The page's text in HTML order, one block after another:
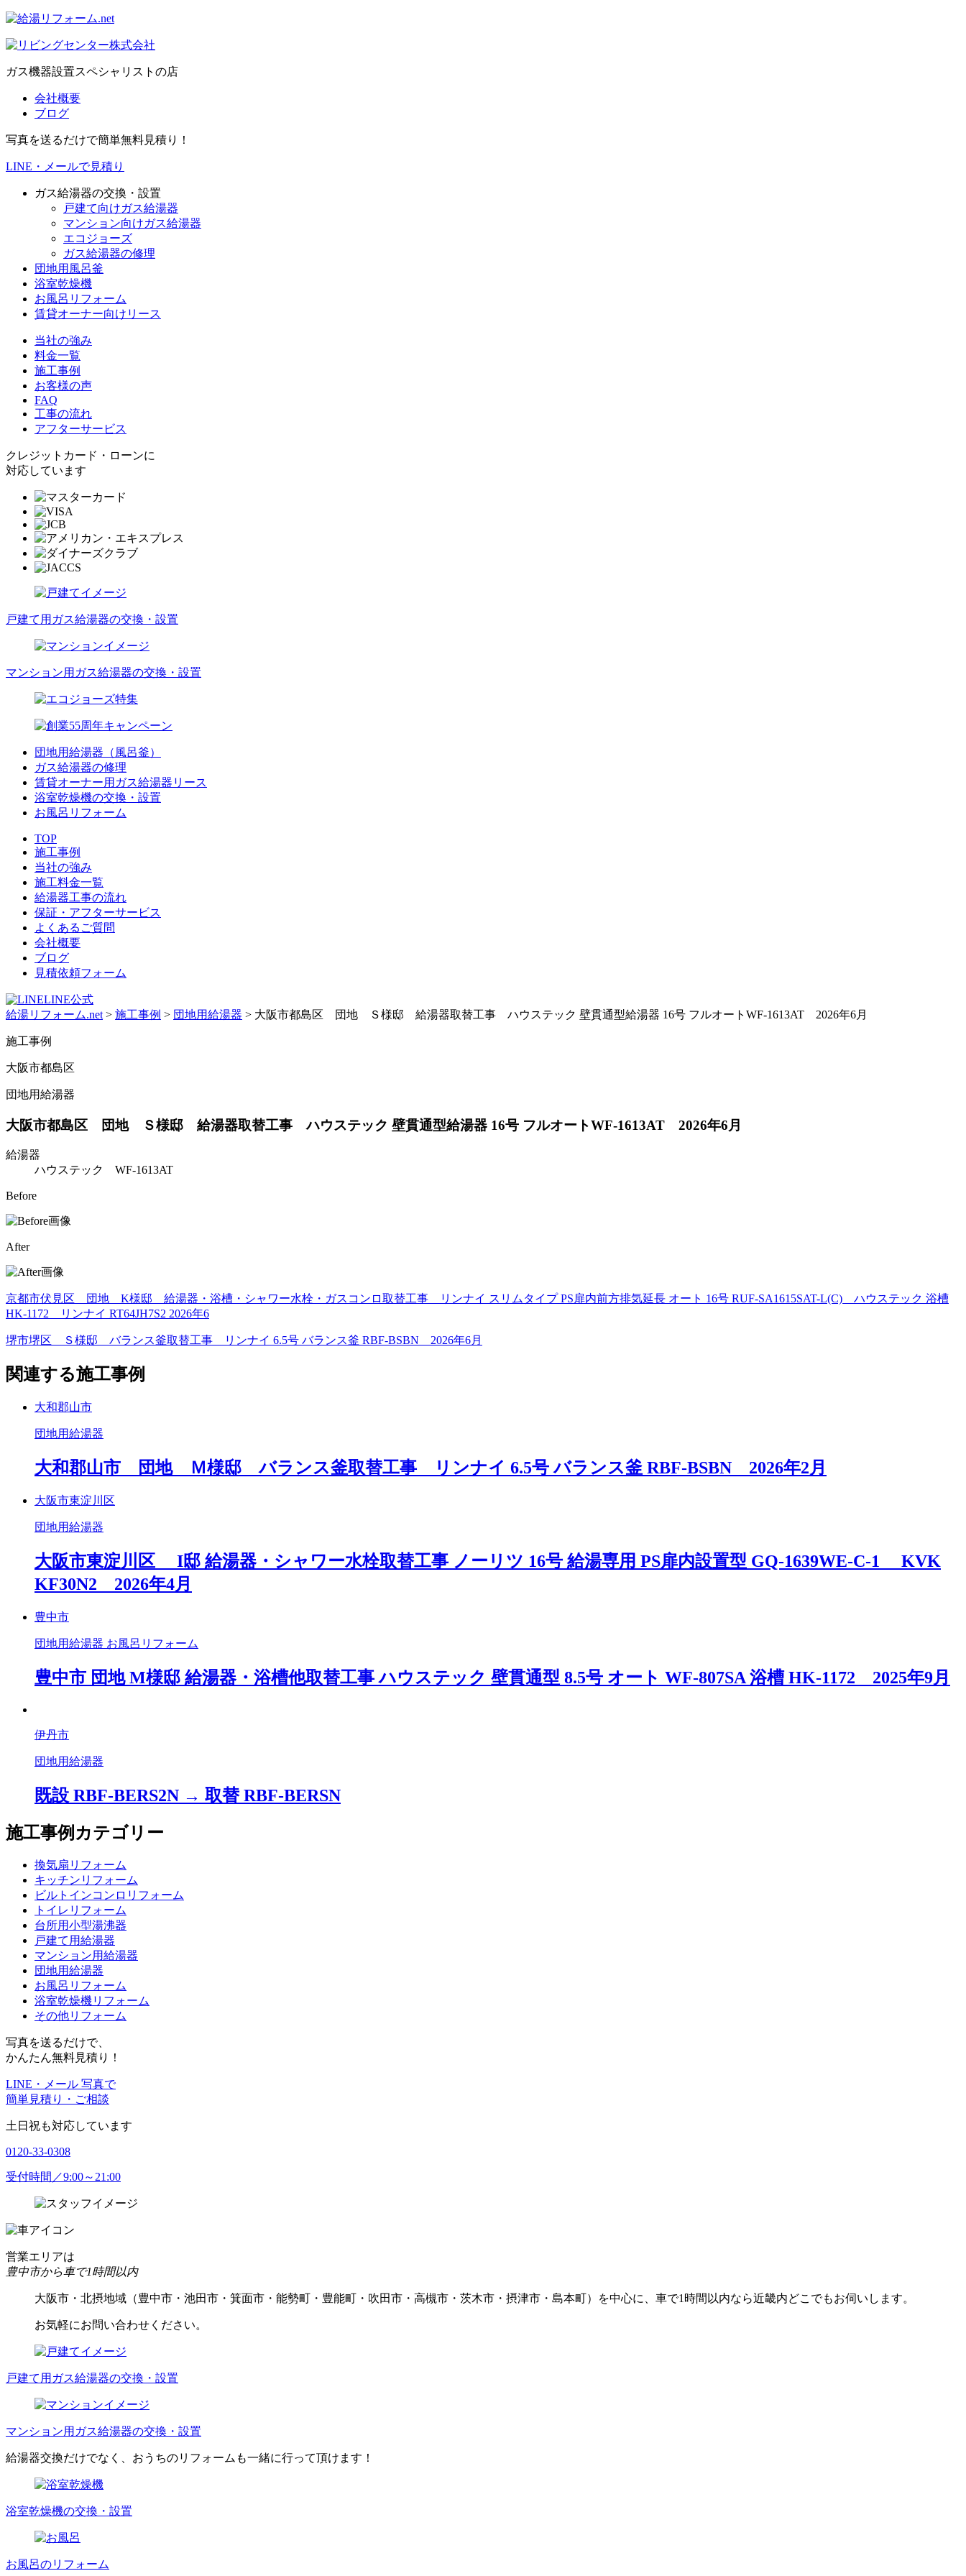
ガス機器設置スペシャリストの店
会社概要
ブログ
写真を送るだけで簡単無料見積り！
LINE・メールで見積り
ガス給湯器の交換・設置
戸建て向けガス給湯器
マンション向けガス給湯器
エコジョーズ
ガス給湯器の修理
団地用風呂釜
浴室乾燥機
お風呂リフォーム
賃貸オーナー向けリース
当社の強み
料金一覧
施工事例
お客様の声
FAQ
工事の流れ
アフターサービス
クレジットカード・ローンに
対応しています
戸建て用ガス給湯器の交換・設置
マンション用ガス給湯器の交換・設置
団地用給湯器（風呂釜）
ガス給湯器の修理
賃貸オーナー用ガス給湯器リース
浴室乾燥機の交換・設置
お風呂リフォーム
TOP
施工事例
当社の強み
施工料金一覧
給湯器工事の流れ
保証・アフターサービス
よくあるご質問
会社概要
ブログ
見積依頼フォーム
LINE公式
給湯リフォーム.net > 施工事例 > 団地用給湯器 > 大阪市都島区 団地 Ｓ様邸 給湯器取替工事 ハウステック 壁貫通型給湯器 16号 フルオートWF-1613AT 2026年6月
施工事例
大阪市都島区
団地用給湯器
大阪市都島区 団地 Ｓ様邸 給湯器取替工事 ハウステック 壁貫通型給湯器 16号 フルオートWF-1613AT 2026年6月
給湯器
ハウステック WF-1613AT
Before
After
京都市伏見区 団地 K様邸 給湯器・浴槽・シャワー水栓・ガスコンロ取替工事 リンナイ スリムタイプ PS扉内前方排気延長 オート 16号 RUF-SA1615SAT-L(C) ハウステック 浴槽
HK-1172 リンナイ RT64JH7S2 2026年6
堺市堺区 Ｓ様邸 バランス釜取替工事 リンナイ 6.5号 バランス釜 RBF-BSBN 2026年6月
関連する施工事例
大和郡山市
団地用給湯器
大和郡山市 団地 Ｍ様邸 バランス釜取替工事 リンナイ 6.5号 バランス釜 RBF-BSBN 2026年2月
大阪市東淀川区
団地用給湯器
大阪市東淀川区 I邸 給湯器・シャワー水栓取替工事 ノーリツ 16号 給湯専用 PS扉内設置型 GQ-1639WE-C-1 KVK
KF30N2 2026年4月
豊中市
団地用給湯器 お風呂リフォーム
豊中市 団地 M様邸 給湯器・浴槽他取替工事 ハウステック 壁貫通型 8.5号 オート WF-807SA 浴槽 HK-1172 2025年9月
伊丹市
団地用給湯器
既設 RBF-BERS2N → 取替 RBF-BERSN
施工事例カテゴリー
換気扇リフォーム
キッチンリフォーム
ビルトインコンロリフォーム
トイレリフォーム
台所用小型湯沸器
戸建て用給湯器
マンション用給湯器
団地用給湯器
お風呂リフォーム
浴室乾燥機リフォーム
その他リフォーム
写真を送るだけで、
かんたん無料見積り！
LINE・メール 写真で
簡単見積り・ご相談
土日祝も対応しています
0120-33-0308
受付時間／9:00～21:00
営業エリアは
豊中市から車で1時間以内
大阪市・北摂地域（豊中市・池田市・箕面市・能勢町・豊能町・吹田市・高槻市・茨木市・摂津市・島本町）を中心に、車で1時間以内なら近畿内どこでもお伺いします。
お気軽にお問い合わせください。
戸建て用ガス給湯器の交換・設置
マンション用ガス給湯器の交換・設置
給湯器交換だけでなく、おうちのリフォームも一緒に行って頂けます！
浴室乾燥機の交換・設置
お風呂のリフォーム